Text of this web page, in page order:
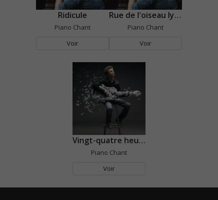
Ridicule
Piano Chant
Voir
Rue de l'oiseau lyre
Piano Chant
Voir
Vingt-quatre heures une
Piano Chant
Voir